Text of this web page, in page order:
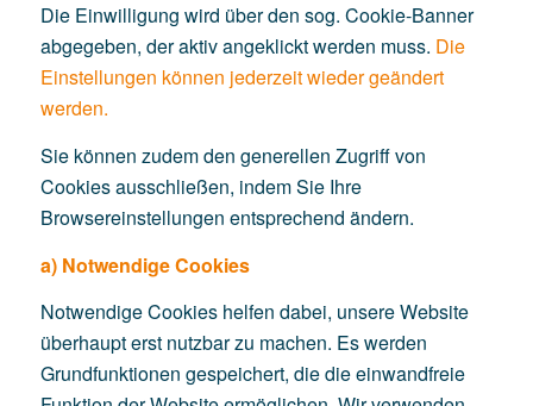
Die Einwilligung wird über den sog. Cookie-Banner
abgegeben, der aktiv angeklickt werden muss. Die
Einstellungen können jederzeit wieder geändert
werden.
Sie können zudem den generellen Zugriff von
Cookies ausschließen, indem Sie Ihre
Browsereinstellungen entsprechend ändern.
a) Notwendige Cookies
Notwendige Cookies helfen dabei, unsere Website
überhaupt erst nutzbar zu machen. Es werden
Grundfunktionen gespeichert, die die einwandfreie